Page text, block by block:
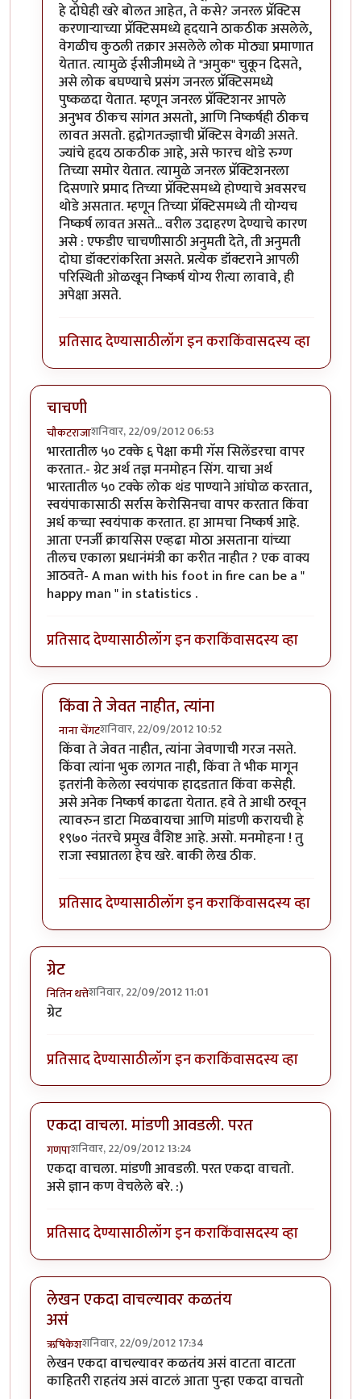
हे दोघेही खरे बोलत आहेत, ते कसे? जनरल प्रॅक्टिस
करणार्‍याच्या प्रॅक्टिसमध्ये हृदयाने ठाकठीक असलेले,
वेगळीच कुठली तक्रार असलेले लोक मोठ्या प्रमाणात
येतात. त्यामुळे ईसीजीमध्ये ते "अमुक" चुकून दिसते,
असे लोक बघण्याचे प्रसंग जनरल प्रॅक्टिसमध्ये
पुष्कळदा येतात. म्हणून जनरल प्रॅक्टिशनर आपले
अनुभव ठीकच सांगत असतो, आणि निष्कर्षही ठीकच
लावत असतो. हृद्रोगतज्ज्ञाची प्रॅक्टिस वेगळी असते.
ज्यांचे हृदय ठाकठीक आहे, असे फारच थोडे रुग्ण
तिच्या समोर येतात. त्यामुळे जनरल प्रॅक्टिशनरला
दिसणारे प्रमाद तिच्या प्रॅक्टिसमध्ये होण्याचे अवसरच
थोडे असतात. म्हणून तिच्या प्रॅक्टिसमध्ये ती योग्यच
निष्कर्ष लावत असते... वरील उदाहरण देण्याचे कारण
असे : एफडीए चाचणीसाठी अनुमती देते, ती अनुमती
दोघा डॉक्टरांकरिता असते. प्रत्येक डॉक्टराने आपली
परिस्थिती ओळखून निष्कर्ष योग्य रीत्या लावावे, ही
अपेक्षा असते.
प्रतिसाद देण्यासाठीलॉग इन कराकिंवासदस्य व्हा
चाचणी
चौकटराजाशनिवार, 22/09/2012 06:53
भारतातील ५० टक्के ६ पेक्षा कमी गॅस सिलेंडरचा वापर
करतात.- ग्रेट अर्थ तज्ञ मनमोहन सिंग. याचा अर्थ
भारतातील ५० टक्के लोक थंड पाण्याने आंघोळ करतात,
स्वयंपाकासाठी सर्रास केरोसिनचा वापर करतात किंवा
अर्ध कच्चा स्वयंपाक करतात. हा आमचा निष्कर्ष आहे.
आता एनर्जी क्रायसिस एव्हढा मोठा असताना यांच्या
तीलच एकाला प्रधानंमंत्री का करीत नाहीत ? एक वाक्य
आठवते- A man with his foot in fire can be a "
happy man " in statistics .
प्रतिसाद देण्यासाठीलॉग इन कराकिंवासदस्य व्हा
किंवा ते जेवत नाहीत, त्यांना
नाना चेंगटशनिवार, 22/09/2012 10:52
In reply toचाचणीbyचौकटराजा
किंवा ते जेवत नाहीत, त्यांना जेवणाची गरज नसते.
किंवा त्यांना भुक लागत नाही, किंवा ते भीक मागून
इतरांनी केलेला स्वयंपाक हादडतात किंवा कसेही.
असे अनेक निष्कर्ष काढता येतात. हवे ते आधी ठरवून
त्यावरुन डाटा मिळवायचा आणि मांडणी करायची हे
१९७० नंतरचे प्रमुख वैशिष्ट आहे. असो. मनमोहना ! तु
राजा स्वप्नातला हेच खरे. बाकी लेख ठीक.
प्रतिसाद देण्यासाठीलॉग इन कराकिंवासदस्य व्हा
ग्रेट
नितिन थत्तेशनिवार, 22/09/2012 11:01
ग्रेट
प्रतिसाद देण्यासाठीलॉग इन कराकिंवासदस्य व्हा
एकदा वाचला. मांडणी आवडली. परत
गणपाशनिवार, 22/09/2012 13:24
एकदा वाचला. मांडणी आवडली. परत एकदा वाचतो.
असे ज्ञान कण वेचलेले बरे. :)
प्रतिसाद देण्यासाठीलॉग इन कराकिंवासदस्य व्हा
लेखन एकदा वाचल्यावर कळतंय
असं
ऋषिकेशशनिवार, 22/09/2012 17:34
लेखन एकदा वाचल्यावर कळतंय असं वाटता वाटता
काहितरी राहतंय असं वाटलं आता पुन्हा एकदा वाचतो